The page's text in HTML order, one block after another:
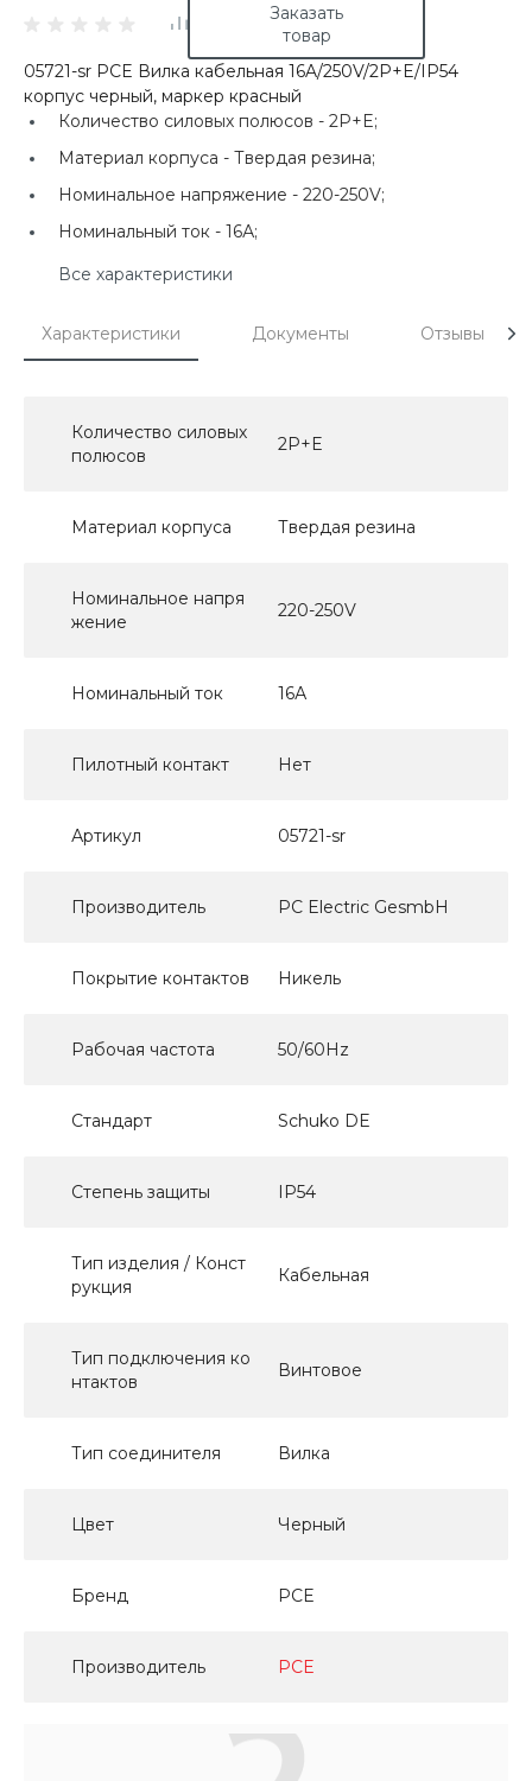
Заказать
товар
05721-sr PCE Вилка кабельная 16A/250V/2P+E/IP54
корпус черный, маркер красный
Количество силовых полюсов - 2P+E;
Материал корпуса - Твердая резина;
Номинальное напряжение - 220-250V;
Номинальный ток - 16А;
Все характеристики
Характеристики Документы Отзывы
Количество силовых
полюсов
2P+E
Материал корпуса Твердая резина
Номинальное напря
жение
220-250V
Номинальный ток 16А
Пилотный контакт Нет
Артикул 05721-sr
Производитель PC Electric GesmbH
Покрытие контактов Никель
Рабочая частота 50/60Hz
Стандарт Schuko DE
Степень защиты IP54
Тип изделия / Конст
рукция
Кабельная
Тип подключения ко
нтактов
Винтовое
Тип соединителя Вилка
Цвет Черный
Бренд PCE
Производитель PCE